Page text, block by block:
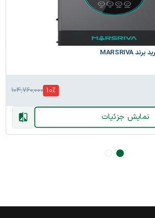
10% ۱۰۴٬۷۶۰٬۰۰۰
نمایش جزئیات